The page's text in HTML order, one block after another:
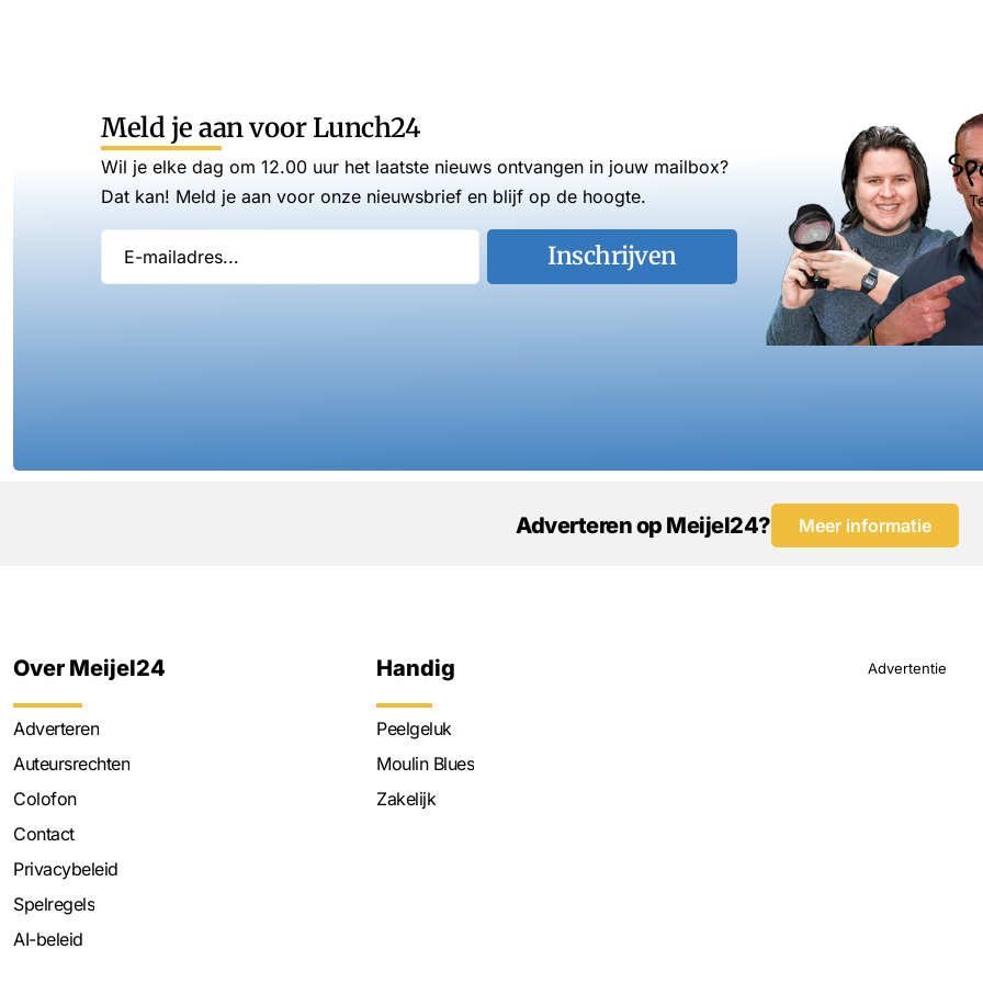
Meld je aan voor Lunch24
Wil je elke dag om 12.00 uur het laatste nieuws ontvangen in jouw mailbox?
Dat kan! Meld je aan voor onze nieuwsbrief en blijf op de hoogte.
Inschrijven
Adverteren op Meijel24? Meer informatie
Over Meijel24
Adverteren
Auteursrechten
Colofon
Contact
Privacybeleid
Spelregels
AI-beleid
Handig
Peelgeluk
Moulin Blues
Zakelijk
Advertentie